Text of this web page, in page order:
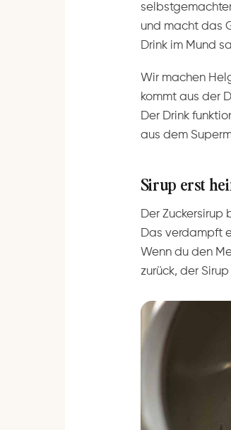
und macht das
Drink im Mund
Wir machen
kommt aus der
Der Drink
aus dem
Sirup erst
Der Zuckersirup
Das verdampft
Wenn du den
zurück, der